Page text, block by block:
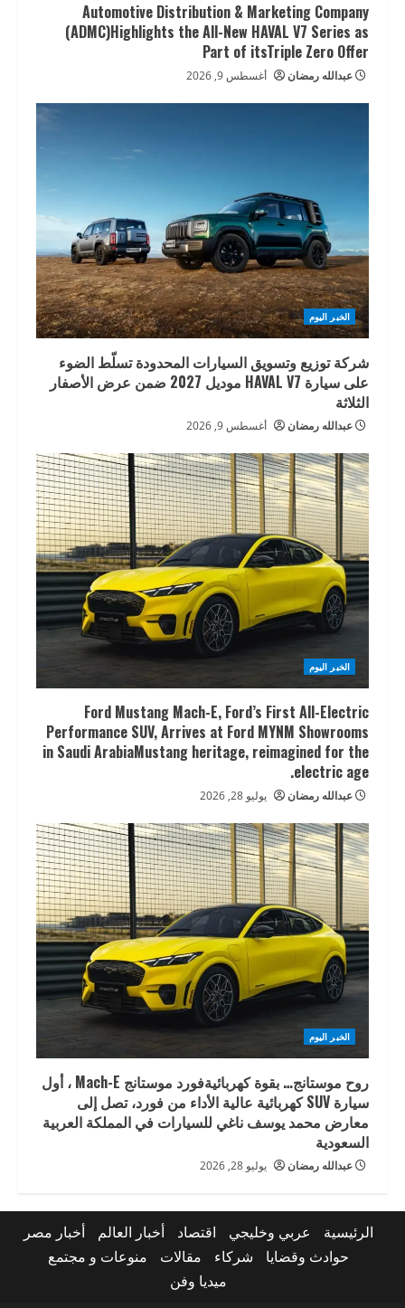
Automotive Distribution & Marketing Company
(ADMC)Highlights the All-New HAVAL V7 Series as
Part of itsTriple Zero Offer
عبدالله رمضان أغسطس 9, 2026
الخبر اليوم
شركة توزيع وتسويق السيارات المحدودة تسلّط الضوء
على سيارة HAVAL V7 موديل 2027 ضمن عرض الأصفار
الثلاثة
عبدالله رمضان أغسطس 9, 2026
الخبر اليوم
Ford Mustang Mach-E, Ford’s First All-Electric
Performance SUV, Arrives at Ford MYNM Showrooms
in Saudi ArabiaMustang heritage, reimagined for the
electric age.
عبدالله رمضان يوليو 28, 2026
الخبر اليوم
روح موستانج… بقوة كهربائيةفورد موستانج Mach-E ، أول
سيارة SUV كهربائية عالية الأداء من فورد، تصل إلى
معارض محمد يوسف ناغي للسيارات في المملكة العربية
السعودية
عبدالله رمضان يوليو 28, 2026
الرئيسية عربي وخليجي اقتصاد أخبار العالم
أخبار مصر
حوادث وقضايا
شركاء مقالات
منوعات و مجتمع
ميديا وفن